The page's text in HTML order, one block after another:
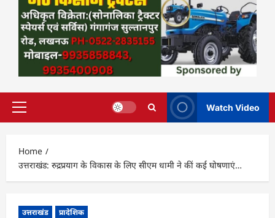
Primary
Watch Video
Home
उत्तराखंड: रुद्रप्रयाग के विकास के लिए सीएम धामी ने कीं कई घोषणाएं…
उत्तराखंड प्रादेशिक